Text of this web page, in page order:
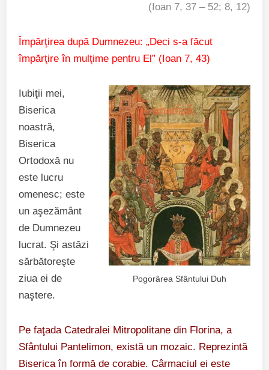
(Ioan 7, 37 – 52; 8, 12)
Împărţirea după Dumnezeu: „Deci s-a făcut
împărţire în mulţime pentru El” (Ioan 7, 43)
Pogorârea Sfântului Duh
Iubiţii mei,
Biserica
noastră,
Biserica
Ortodoxă nu
este lucru
omenesc; este
un aşezământ
de Dumnezeu
lucrat. Şi astăzi
sărbătoreşte
ziua ei de
naştere.
Pe faţada Catedralei Mitropolitane din Florina, a
Sfântului Pantelimon, există un mozaic. Reprezintă
Biserica în formă de corabie. Cârmaciul ei este